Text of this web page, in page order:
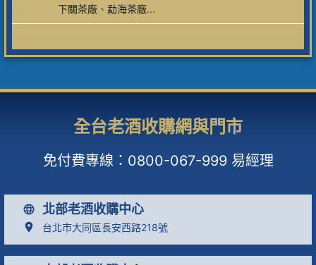
下關茶廠 、 勐海茶廠...
全台老酒收購網與門市
免付費專線： 0800-067-999易經理
北部老酒收購中心
台北市大同區長安西路218號